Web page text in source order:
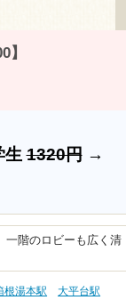
生1320円→
一階のロビーも広く清
根湯本駅
大平台駅